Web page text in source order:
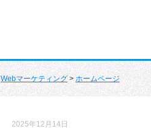
Webマーケティング> ホームページ
2025年12月14日